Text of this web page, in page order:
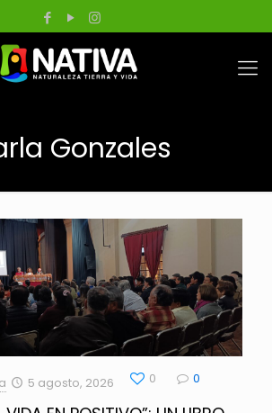
Gonzales
5 agosto, 2026 0 0